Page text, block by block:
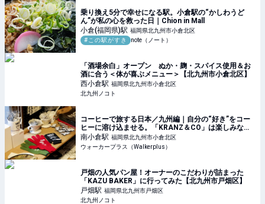
乗り換え5分で幸せになる駅。小倉駅の“かしわうど
ん”が私の心を救った日｜Chion in Mall
小倉(福岡県)駅 福岡県北九州市小倉北区
#この駅がすき
note（ノート）
「酒場余白」オープン ぬか・麹・スパイス使用＆お
酒に合う＜体が喜ぶメニュー＞【北九州市小倉北区】
西小倉駅 福岡県北九州市小倉北区
北九州ノコト
コーヒーで旅する日本／九州編｜自分の“好き”をコー
ヒーに溶け込ませる。「KRANZ＆CO」は楽しみなが
ら地域のロースタリーに(1/2)｜ウォーカープラス
南小倉駅 福岡県北九州市小倉北区
ウォーカープラス（Walkerplus）
戸畑の人気パン屋！オーナーのこだわりが詰まった
「KAZU BAKER」に行ってみた【北九州市戸畑区】
戸畑駅 福岡県北九州市戸畑区
北九州ノコト